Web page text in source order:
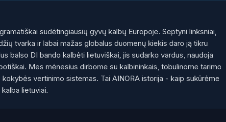
sudėtingiausių gyvų kalbų Europoje. Septyni linksniai,
tvarka ir labai mažas globalus duomenų kiekis daro ją tikru
balso DI bando kalbėti lietuviškai, jis sudarko vardus, naudoja
Mes mėnesius dirbome su kalbininkais, tobulinome tarimo
vertinimo sistemas. Tai AINORA istorija - kaip sukūrėme
lietuviai.